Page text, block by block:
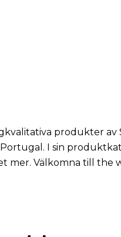
produkter av
I sin
mer. Välkomna till the